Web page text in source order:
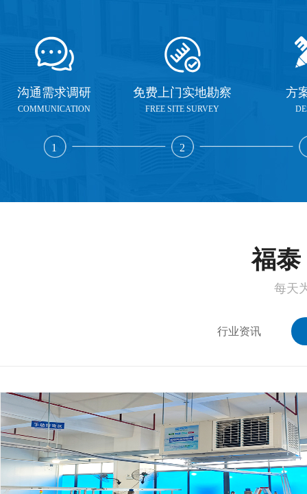
沟通需求调研
COMMUNICATION
1
免费上门实地勘察
FREE SITE SURVEY
2
方
福泰
每天
行业资讯